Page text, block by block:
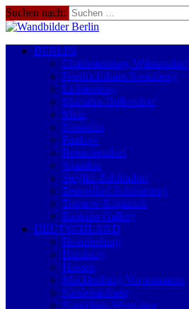
Suchen nach:
BERLIN
Charlottenburg-Wilmersdorf
Friedrichshain-Kreuzberg
Lichtenberg
Marzahn-Hellersdorf
Mitte
Neukölln
Pankow
Reinickendorf
Spandau
Steglitz-Zehlendorf
Tempelhof-Schöneberg
Treptow-Köpenick
Eastside-Gallery
DEUTSCHLAND
Brandenburg
Hamburg
Hessen
Mecklenburg-Vorpommern
Niedersachsen
Nordrhein-Westfalen